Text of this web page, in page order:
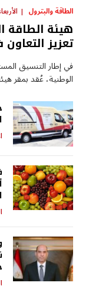
الطاقة والبترول الأربعاء، 5 أغسطس
هيئة الطاقة
تعزيز
في إطار التنسيق
الوطنية، عُقد بمقر